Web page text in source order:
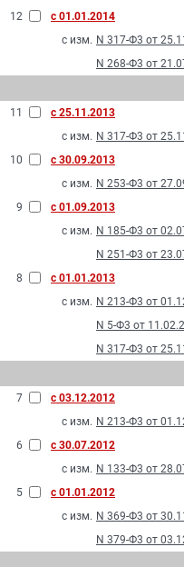
12
с 01.01.2014
с изм. N 317-Ф3 от
N 268-Ф3 от
11
с 25.11.2013
с изм. N 317-Ф3 от
10
с 30.09.2013
с изм. N 253-Ф3 от
9
с 01.09.2013
с изм. N 185-Ф3 от
N 251-Ф3 от
8
с 01.01.2013
с изм. N 213-Ф3 от
N 5-Ф3 от
N 317-Ф3 от
7
с 03.12.2012
с изм. N 213-Ф3 от
6
с 30.07.2012
с изм. N 133-Ф3 от
5
с 01.01.2012
с изм. N 369-Ф3 от
N 379-Ф3 от